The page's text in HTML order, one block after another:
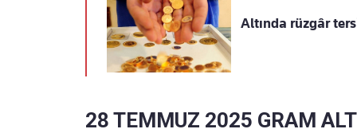
Altında rüzgâr
28 TEMMUZ 2025 GRAM